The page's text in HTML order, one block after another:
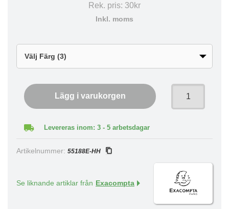
Rek. pris: 30kr
Inkl. moms
Lägg i varukorgen
Levereras inom: 3 - 5 arbetsdagar
Artikelnummer: 55188E-HH
Se liknande artiklar från Exacompta